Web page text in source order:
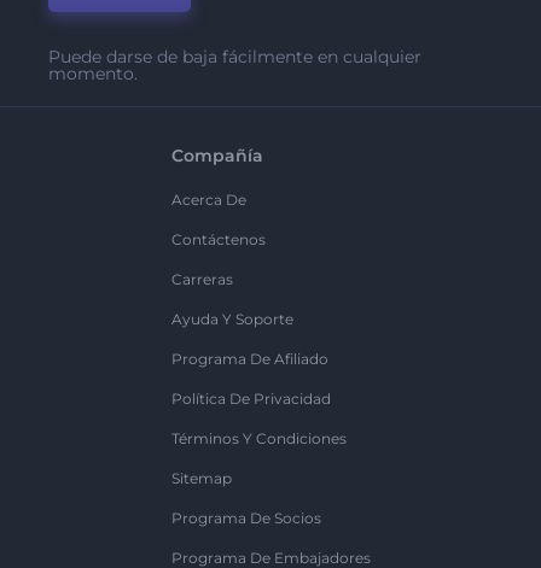
Puede darse de baja fácilmente en cualquier
momento.
Compañía
Acerca De
Contáctenos
Carreras
Ayuda Y Soporte
Programa De Afiliado
Política De Privacidad
Términos Y Condiciones
Sitemap
Programa De Socios
Programa De Embajadores